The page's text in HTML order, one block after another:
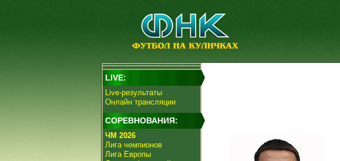
LIVE:
Live-результаты
Онлайн трансляции
СОРЕВНОВАНИЯ:
ЧМ 2026
Лига чемпионов
Лига Европы